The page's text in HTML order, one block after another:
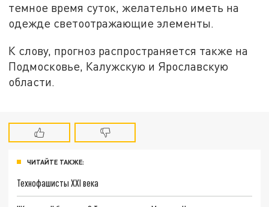
темное время суток, желательно иметь на
одежде светоотражающие элементы.
К слову, прогноз распространяется также на
Подмосковье, Калужскую и Ярославскую
области.
ЧИТАЙТЕ ТАКЖЕ:
Технофашисты XXI века